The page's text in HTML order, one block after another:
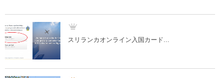
スリランカオンライン入国カード...